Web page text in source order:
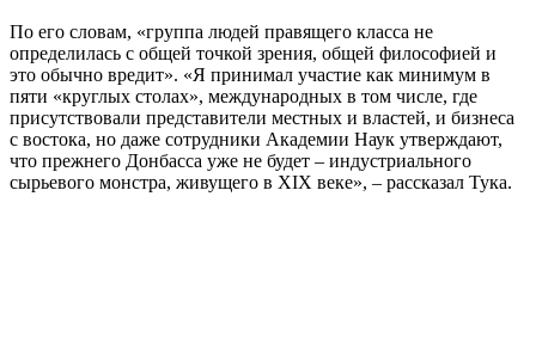
По его словам, «группа людей правящего класса не
определилась с общей точкой зрения, общей философией и
это обычно вредит». «Я принимал участие как минимум в
пяти «круглых столах», международных в том числе, где
присутствовали представители местных и властей, и бизнеса
с востока, но даже сотрудники Академии Наук утверждают,
что прежнего Донбасса уже не будет – индустриального
сырьевого монстра, живущего в XIX веке», – рассказал Тука.